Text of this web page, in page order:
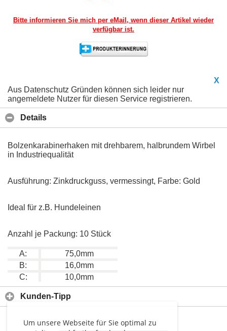
Um unsere Webseite für Sie optimal zu
Bitte informieren Sie mich per eMail, wenn dieser Artikel wieder
verfügbar ist.
X
Aus Datenschutz Gründen können sich leider nur
angemeldete Nutzer für diesen Service registrieren.
Details
Bolzenkarabinerhaken mit drehbarem, halbrundem Wirbel
in Industriequalität
Ausführung: Zinkdruckguss, vermessingt, Farbe: Gold
Ideal für z.B. Hundeleinen
Anzahl je Packung: 10 Stück
A:
75,0mm
B:
16,0mm
C:
10,0mm
Kunden-Tipp